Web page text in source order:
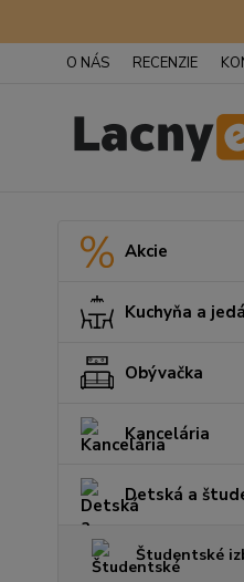
O NÁS RECENZIE
Akcie
Kuchyňa a
Obývačka
Kancelária
Detská a
Študentské